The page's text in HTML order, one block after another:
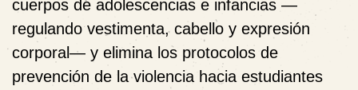
cuerpos de adolescencias e infancias —
regulando vestimenta, cabello y expresión
corporal— y elimina los protocolos de
prevención de la violencia hacia estudiantes